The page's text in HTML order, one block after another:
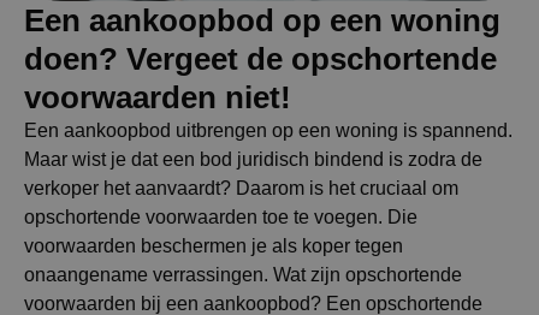
Een aankoopbod op een woning
doen? Vergeet de opschortende
voorwaarden niet!
Een aankoopbod uitbrengen op een woning is spannend.
Maar wist je dat een bod juridisch bindend is zodra de
verkoper het aanvaardt? Daarom is het cruciaal om
opschortende voorwaarden toe te voegen. Die
voorwaarden beschermen je als koper tegen
onaangename verrassingen. Wat zijn opschortende
voorwaarden bij een aankoopbod? Een opschortende